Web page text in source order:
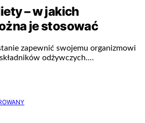
– w jakich
je stosować
zapewnić swojemu organizmowi
odżywczych.…